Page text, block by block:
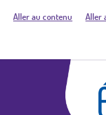
Aller au contenu Aller